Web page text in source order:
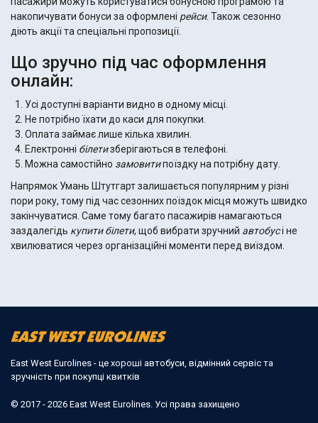
накопичувати бонуси за оформлені рейси. Також сезонно
діють акції та спеціальні пропозиції.
Що зручно під час оформлення
онлайн:
Усі доступні варіанти видно в одному місці.
Не потрібно їхати до каси для покупки.
Оплата займає лише кілька хвилин.
Електронні білетизберігаються в телефоні.
Можна самостійно замовитипоїздку на потрібну дату.
Напрямок Умань Штутгарт залишається популярним у різні
пори року, тому під час сезонних поїздок місця можуть швидко
закінчуватися. Саме тому багато пасажирів намагаються
заздалегідь купити білети, щоб вибрати зручний автобусі не
хвилюватися через організаційні моменти перед виїздом.
East West Eurolines - це хороші автобуси, відмінний сервіс та
зручність при покупці квитків
© 2017 - 2026 East West Eurolines. Усі права захищено